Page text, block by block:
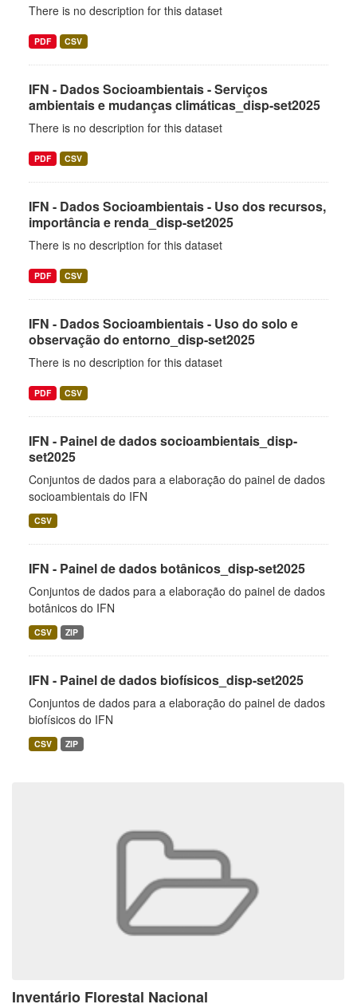
Inventário Florestal Nacional
There is no description for this dataset
PDF CSV
IFN - Dados Socioambientais - Serviços
ambientais e mudanças climáticas_disp-set2025
There is no description for this dataset
PDF CSV
IFN - Dados Socioambientais - Uso dos recursos,
importância e renda_disp-set2025
There is no description for this dataset
PDF CSV
IFN - Dados Socioambientais - Uso do solo e
observação do entorno_disp-set2025
There is no description for this dataset
PDF CSV
IFN - Painel de dados socioambientais_disp-
set2025
Conjuntos de dados para a elaboração do painel de dados
socioambientais do IFN
CSV
IFN - Painel de dados botânicos_disp-set2025
Conjuntos de dados para a elaboração do painel de dados
botânicos do IFN
CSV ZIP
IFN - Painel de dados biofísicos_disp-set2025
Conjuntos de dados para a elaboração do painel de dados
biofísicos do IFN
CSV ZIP